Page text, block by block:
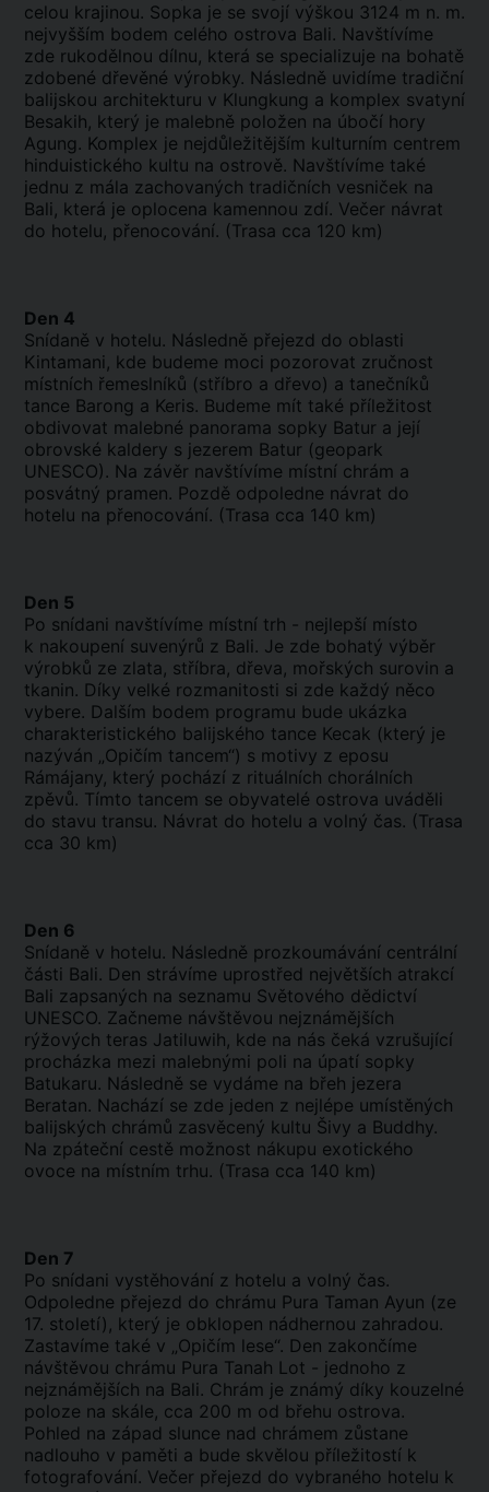
celou krajinou. Sopka je se svojí výškou 3124 m n. m.
nejvyšším bodem celého ostrova Bali. Navštívíme
zde rukodělnou dílnu, která se specializuje na bohatě
zdobené dřevěné výrobky. Následně uvidíme tradiční
balijskou architekturu v Klungkung a komplex svatyní
Besakih, který je malebně položen na úbočí hory
Agung. Komplex je nejdůležitějším kulturním centrem
hinduistického kultu na ostrově. Navštívíme také
jednu z mála zachovaných tradičních vesniček na
Bali, která je oplocena kamennou zdí. Večer návrat
do hotelu, přenocování. (Trasa cca 120 km)
Den 4
Snídaně v hotelu. Následně přejezd do oblasti
Kintamani, kde budeme moci pozorovat zručnost
místních řemeslníků (stříbro a dřevo) a tanečníků
tance Barong a Keris. Budeme mít také příležitost
obdivovat malebné panorama sopky Batur a její
obrovské kaldery s jezerem Batur (geopark
UNESCO). Na závěr navštívíme místní chrám a
posvátný pramen. Pozdě odpoledne návrat do
hotelu na přenocování. (Trasa cca 140 km)
Den 5
Po snídani navštívíme místní trh - nejlepší místo
k nakoupení suvenýrů z Bali. Je zde bohatý výběr
výrobků ze zlata, stříbra, dřeva, mořských surovin a
tkanin. Díky velké rozmanitosti si zde každý něco
vybere. Dalším bodem programu bude ukázka
charakteristického balijského tance Kecak (který je
nazýván „Opičím tancem“) s motivy z eposu
Rámájany, který pochází z rituálních chorálních
zpěvů. Tímto tancem se obyvatelé ostrova uváděli
do stavu transu. Návrat do hotelu a volný čas. (Trasa
cca 30 km)
Den 6
Snídaně v hotelu. Následně prozkoumávání centrální
části Bali. Den strávíme uprostřed největších atrakcí
Bali zapsaných na seznamu Světového dědictví
UNESCO. Začneme návštěvou nejznámějších
rýžových teras Jatiluwih, kde na nás čeká vzrušující
procházka mezi malebnými poli na úpatí sopky
Batukaru. Následně se vydáme na břeh jezera
Beratan. Nachází se zde jeden z nejlépe umístěných
balijských chrámů zasvěcený kultu Šivy a Buddhy.
Na zpáteční cestě možnost nákupu exotického
ovoce na místním trhu. (Trasa cca 140 km)
Den 7
Po snídani vystěhování z hotelu a volný čas.
Odpoledne přejezd do chrámu Pura Taman Ayun (ze
17. století), který je obklopen nádhernou zahradou.
Zastavíme také v „Opičím lese“. Den zakončíme
návštěvou chrámu Pura Tanah Lot - jednoho z
nejznámějších na Bali. Chrám je známý díky kouzelné
poloze na skále, cca 200 m od břehu ostrova.
Pohled na západ slunce nad chrámem zůstane
nadlouho v paměti a bude skvělou příležitostí k
fotografování. Večer přejezd do vybraného hotelu k